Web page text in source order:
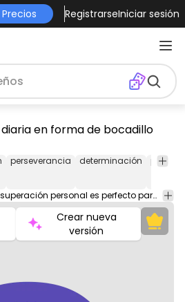
Precios RegistrarseIniciar sesión
en forma de bocadillo
perseverancia determinación
Este diseño motivación y superación personal es perfecto para tu próximo proyecto. Úsalo en productos de merchandising, sitios web, redes sociales y más. ¡Te encantará!
Crear nueva
versión